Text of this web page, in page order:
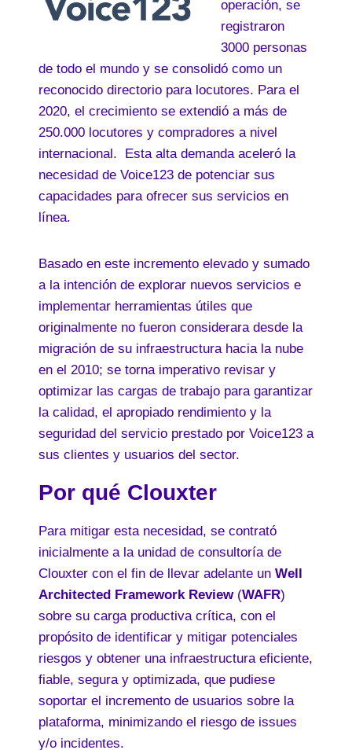
operación, se
registraron
3000 personas
de todo el mundo y se consolidó como un
reconocido directorio para locutores. Para el
2020, el crecimiento se extendió a más de
250.000 locutores y compradores a nivel
internacional. Esta alta demanda aceleró la
necesidad de Voice123 de potenciar sus
capacidades para ofrecer sus servicios en
línea.
Basado en este incremento elevado y sumado
a la intención de explorar nuevos servicios e
implementar herramientas útiles que
originalmente no fueron considerara desde la
migración de su infraestructura hacia la nube
en el 2010; se torna imperativo revisar y
optimizar las cargas de trabajo para garantizar
la calidad, el apropiado rendimiento y la
seguridad del servicio prestado por Voice123 a
sus clientes y usuarios del sector.
Por qué Clouxter
Para mitigar esta necesidad, se contrató
inicialmente a la unidad de consultoría de
Clouxter con el fin de llevar adelante un Well
Architected Framework Review(WAFR)
sobre su carga productiva crítica, con el
propósito de identificar y mitigar potenciales
riesgos y obtener una infraestructura eficiente,
fiable, segura y optimizada, que pudiese
soportar el incremento de usuarios sobre la
plataforma, minimizando el riesgo de issues
y/o incidentes.